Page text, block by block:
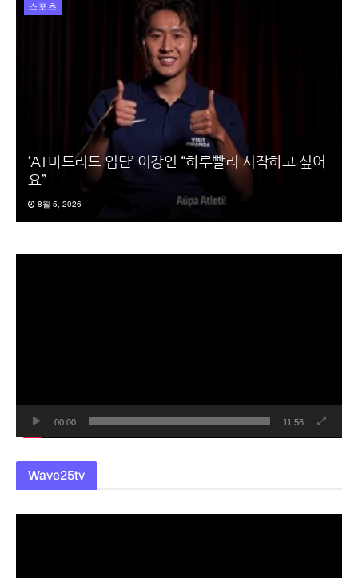
스포츠
‘AT마드리드 입단’ 이강인 “하루빨리 시작하고 싶어
요”
8월 5, 2026
00:00 11:56
Wave25tv